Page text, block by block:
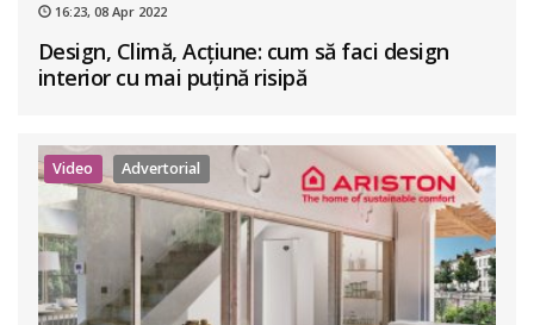
16:23, 08 Apr 2022
Design, Climă, Acțiune: cum să faci design
interior cu mai puțină risipă
Video Advertorial